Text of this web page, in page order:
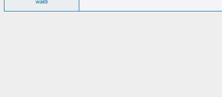
waldi